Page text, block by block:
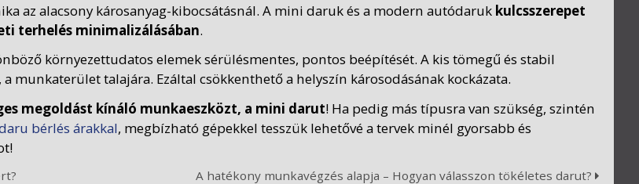
az alacsony károsanyag-kibocsátásnál. A mini daruk és a modern autódaruk kulcsszerepet
terhelés minimalizálásában.
környezettudatos elemek sérülésmentes, pontos beépítését. A kis tömegű és stabil
talajára. Ezáltal csökkenthető a helyszín károsodásának kockázata.
megoldást kínáló munkaeszközt, a mini darut! Ha pedig más típusra van szükség, szintén
bérlés árakkal, megbízható gépekkel tesszük lehetővé a tervek minél gyorsabb és
A hatékony munkavégzés alapja – Hogyan válasszon tökéletes darut?